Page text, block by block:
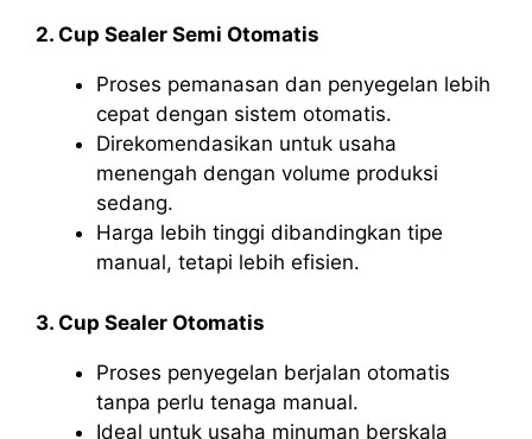
2. Cup Sealer Semi Otomatis
Proses pemanasan dan penyegelan lebih
cepat dengan sistem otomatis.
Direkomendasikan untuk usaha
menengah dengan volume produksi
sedang.
Harga lebih tinggi dibandingkan tipe
manual, tetapi lebih efisien.
3. Cup Sealer Otomatis
Proses penyegelan berjalan otomatis
tanpa perlu tenaga manual.
Ideal untuk usaha minuman berskala